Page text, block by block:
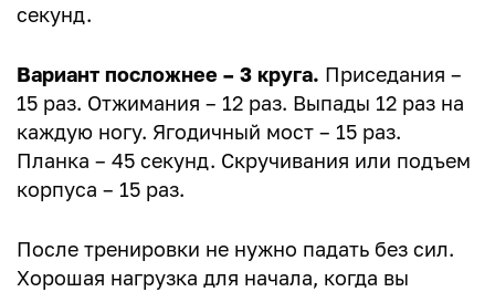
секунд.
Вариант посложнее – 3 круга. Приседания –
15 раз. Отжимания – 12 раз. Выпады 12 раз на
каждую ногу. Ягодичный мост – 15 раз.
Планка – 45 секунд. Скручивания или подъем
корпуса – 15 раз.
После тренировки не нужно падать без сил.
Хорошая нагрузка для начала, когда вы